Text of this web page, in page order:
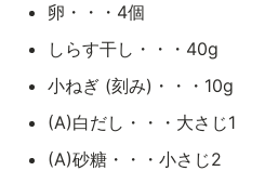
卵・・・4個
しらす干し・・・40g
小ねぎ (刻み)・・・10g
(A)白だし・・・大さじ1
(A)砂糖・・・小さじ2